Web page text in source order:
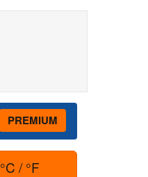
PREMIUM
°C / °F